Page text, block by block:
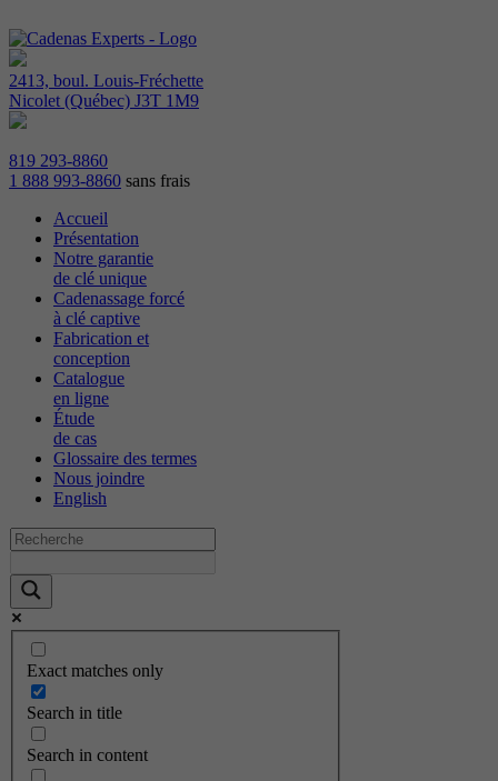
2413, boul. Louis-Fréchette
Nicolet (Québec) J3T 1M9
819 293-8860
1 888 993-8860 sans frais
Accueil
Présentation
Notre garantie
de clé unique
Cadenassage forcé
à clé captive
Fabrication et
conception
Catalogue
en ligne
Étude
de cas
Glossaire des termes
Nous joindre
English
Exact matches only
Search in title
Search in content